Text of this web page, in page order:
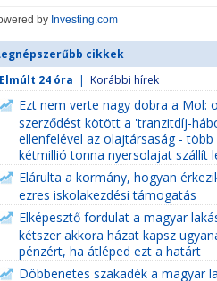
by Investing.com
cikkek
Elmúlt 24 óra | Korábbi hírek
Ezt nem verte nagy dobra a Mol:
szerződést kötött a 'tranzitdíj-
ellenfelével az olajtársaság -
kétmillió tonna nyersolajat szállít
Elárulta a kormány, hogyan
ezres iskolakezdési támogatás
Elképesztő fordulat a magyar
kétszer akkora házat kapsz
pénzért, ha átléped ezt a határt
Döbbenetes szakadék a magyar